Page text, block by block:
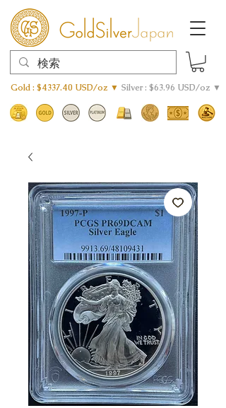
Gold : $4337.40 USD/oz ▼ Silver : $63.96 USD/oz ▼